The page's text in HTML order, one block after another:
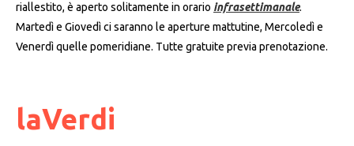
riallestito, è aperto solitamente in orario infrasettimanale.
Martedì e Giovedì ci saranno le aperture mattutine, Mercoledì e
Venerdì quelle pomeridiane. Tutte gratuite previa prenotazione.
laVerdi